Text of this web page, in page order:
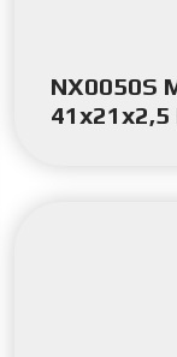
NX0050S
41x21x2,5